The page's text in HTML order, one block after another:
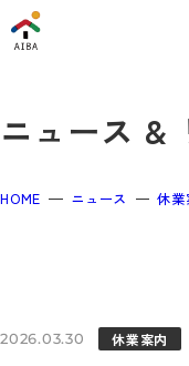
ニュース &
HOME ニュース 休業
2026.03.30 休業案内